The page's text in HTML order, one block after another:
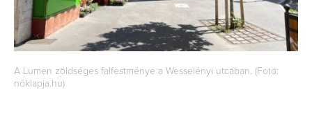
A Lumen zöldséges falfestménye a Wesselényi utcában. (Fotó:
nőklapja.hu)